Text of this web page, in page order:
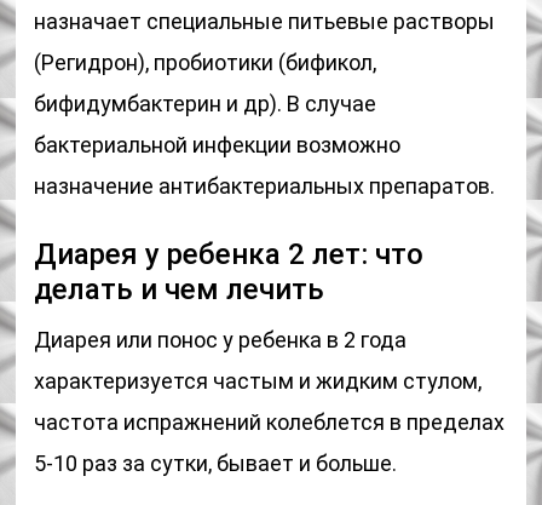
назначает специальные питьевые растворы
(Регидрон), пробиотики (бификол,
бифидумбактерин и др). В случае
бактериальной инфекции возможно
назначение антибактериальных препаратов.
Диарея у ребенка 2 лет: что
делать и чем лечить
Диарея или понос у ребенка в 2 года
характеризуется частым и жидким стулом,
частота испражнений колеблется в пределах
5-10 раз за сутки, бывает и больше.